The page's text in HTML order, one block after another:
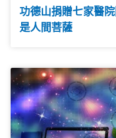
功德山捐贈七家醫
是人間菩薩